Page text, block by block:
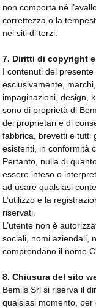
non comporta né
correttezza o la
nei siti di terzi.
7. Diritti di copyright
I contenuti del
esclusivamente,
impaginazioni, design,
sono di proprietà di
dei proprietari e di
fabbrica, brevetti e tutti
esistenti, in conformità
Pertanto, nulla di
essere inteso o
ad usare qualsiasi
L’utilizzo e la
riservati.
L’utente non è
sociali, nomi aziendali,
comprendano il nome
8. Chiusura del sito
Bemils Srl si riserva il
qualsiasi momento,